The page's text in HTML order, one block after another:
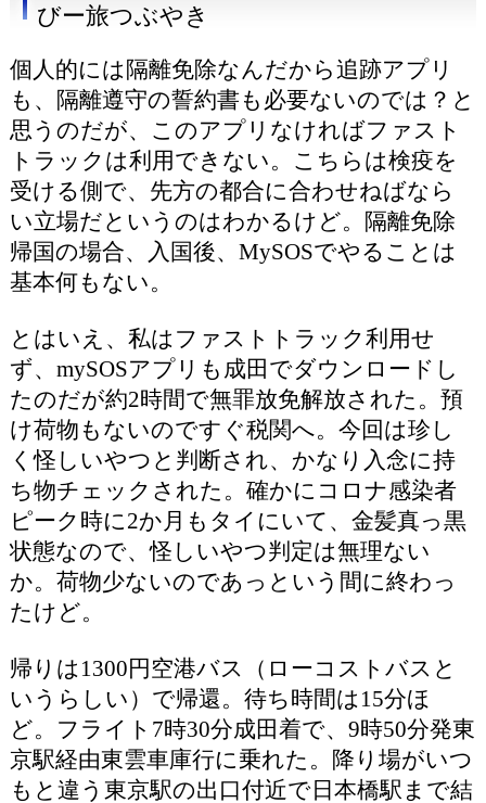
びー旅つぶやき
個人的には隔離免除なんだから追跡アプリ
も、隔離遵守の誓約書も必要ないのでは？と
思うのだが、このアプリなければファスト
トラックは利用できない。こちらは検疫を
受ける側で、先方の都合に合わせねばなら
い立場だというのはわかるけど。隔離免除
帰国の場合、入国後、MySOSでやることは
基本何もない。
とはいえ、私はファストトラック利用せ
ず、mySOSアプリも成田でダウンロードし
たのだが約2時間で無罪放免解放された。預
け荷物もないのですぐ税関へ。今回は珍し
く怪しいやつと判断され、かなり入念に持
ち物チェックされた。確かにコロナ感染者
ピーク時に2か月もタイにいて、金髪真っ黒
状態なので、怪しいやつ判定は無理ない
か。荷物少ないのであっという間に終わっ
たけど。
帰りは1300円空港バス（ローコストバスと
いうらしい）で帰還。待ち時間は15分ほ
ど。フライト7時30分成田着で、9時50分発東
京駅経由東雲車庫行に乗れた。降り場がいつ
もと違う東京駅の出口付近で日本橋駅まで結